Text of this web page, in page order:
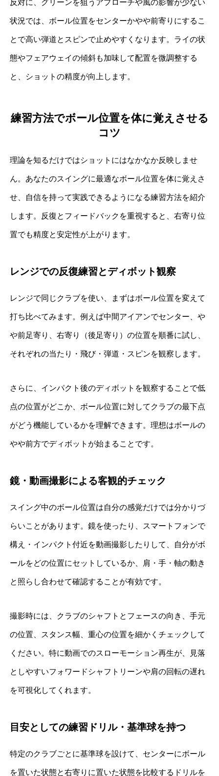
反対に、グリーンを狙うアプローチや風の影響が少ない
状況では、ボール位置をセンターかやや前寄りにするこ
とで高い弾道とスピンで止めやすくなります。ライの状
態やフェアウェイの傾斜も加味して配置を微調整する
と、ショットの精度が向上します。
練習方法でボール位置を体に覚えさせる
コツ
理論を知るだけではショットにはなかなか反映しませ
ん。あなたのスイングに最適なボール位置を体に覚えさ
せ、自信を持って実践できるようになる練習方法を紹介
します。反復とフィードバックを重視すると、右寄り位
置でも精度と安定性が上がります。
レンジでの反復練習とディボット観察
レンジで同じクラブを使い、まずはボール位置を変えて
打ち比べてみます。例えば中間アイアンでセンター、や
や前足寄り、右寄り（後足寄り）の位置を順番に試し、
それぞれの当たり・飛び・弾道・スピンを観察します。
さらに、インパクト後のディボットを観察することで低
点の位置がどこか、ボール位置に対してクラブの最下点
がどう機能しているかを理解できます。理想はボールの
やや前方でディボットが始まることです。
鏡・動画撮影による客観的チェック
スイング中のボール位置は自分の感覚だけでは分かりづ
らいことがあります。鏡を使ったり、スマートフォンで
構え・インパクト付近を動画撮影したりして、自分がボ
ールをどの位置にセットしているか、肩・手・軸の動き
と照らし合わせて確認することが有効です。
撮影時には、クラブのシャフトとフェースの向き、手元
の位置、スタンス幅、重心の位置を細かくチェックして
ください。特に動画でのスローモーション再生が、見落
としやすいフォワードシャフトリーンや肩の回転の遅れ
を可視化してくれます。
目安としての練習ドリル・基準球を持つ
特定のクラブごとに基準球を設けて、センターにボール
を置いた状態と右寄りに置いた状態を比較するドリルを